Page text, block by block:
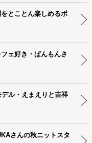
とことん楽しめるボ
ェ好き・ぱんもんさ
ル・えまえりと吉祥
さんの秋ニットスタ